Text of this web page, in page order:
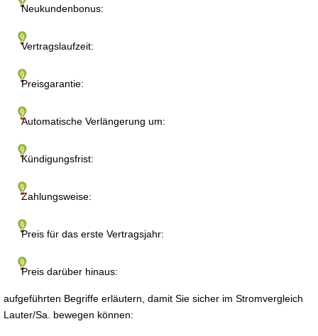
Neukundenbonus:
Vertragslaufzeit:
Preisgarantie:
Automatische Verlängerung um:
Kündigungsfrist:
Zahlungsweise:
Preis für das erste Vertragsjahr:
Preis darüber hinaus:
aufgeführten Begriffe erläutern, damit Sie sicher im Stromvergleich
Lauter/Sa. bewegen können: